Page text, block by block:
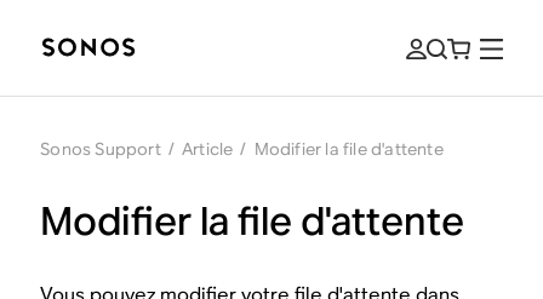
Sonos Support / Article / Modifier la file d'attente
Modifier la file d'attente